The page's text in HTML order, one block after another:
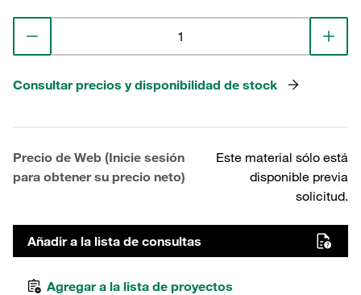
Consultar precios y disponibilidad de stock
Precio de Web (Inicie sesión
para obtener su precio neto)
Este material sólo está
disponible previa
solicitud.
Añadir a la lista de consultas
Agregar a la lista de proyectos